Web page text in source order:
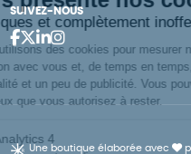
SUIVEZ-NOUS
Une boutique élaborée avec